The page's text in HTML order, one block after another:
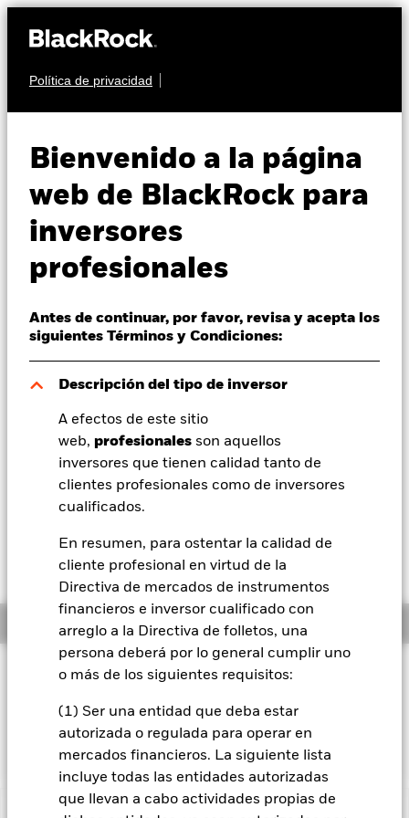
Política de privacidad
Bienvenido a la página
web de BlackRock para
inversores
profesionales
Antes de continuar, por favor, revisa y acepta los
siguientes Términos y Condiciones:
Descripción del tipo de inversor
A efectos de este sitio
web, profesionales son aquellos
inversores que tienen calidad tanto de
clientes profesionales como de inversores
cualificados.
En resumen, para ostentar la calidad de
cliente profesional en virtud de la
Directiva de mercados de instrumentos
financieros e inversor cualificado con
arreglo a la Directiva de folletos, una
persona deberá por lo general cumplir uno
o más de los siguientes requisitos:
(1) Ser una entidad que deba estar
autorizada o regulada para operar en
mercados financieros. La siguiente lista
incluye todas las entidades autorizadas
que llevan a cabo actividades propias de
Perspectivas
Visión de mercado
Educación
Profesionales
España
Change location
BlackRock
iShares
Nuestra compañía
Corp Bond UCITS
ETF
EUR 5,08
Variación del valor liquidativo a 06 ago 2026
EUR -0,01 (-0,23%)
Rentabilidad total medida con valor liquidativo a 05 ago 2026
-0,52%
Rendimiento a peor a 05 ago 2026
4,84%
Información general
Filosofía de inversión
compuesto por bonos corporativos con grado de inversión de
emisores de mercados emergentes y desarrollados.